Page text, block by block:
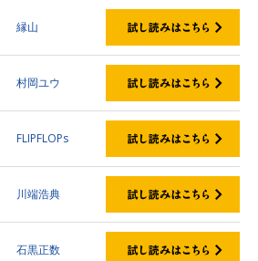
縁山
村岡ユウ
FLIPFLOPs
川端浩典
石黒正数